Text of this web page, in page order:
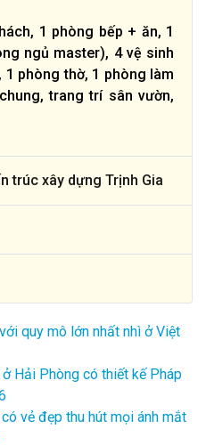
1 phòng bếp + ăn, 1
ngủ master), 4 vệ sinh
phòng thờ, 1 phòng làm
trang trí sân vườn,
trúc xây dựng Trịnh Gia
quy mô lớn nhất nhì ở Việt
Hải Phòng có thiết kế Pháp
vẻ đẹp thu hút mọi ánh mắt